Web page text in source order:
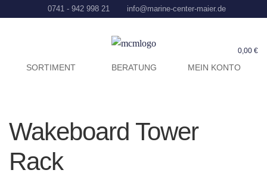
0741 - 942 998 21 info@marine-center-maier.de
SORTIMENT BERATUNG MEIN KONTO
0,00 €
Wakeboard Tower
Rack